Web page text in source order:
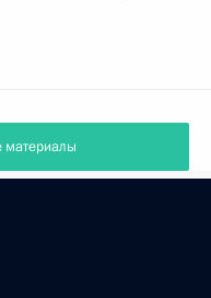
материалы